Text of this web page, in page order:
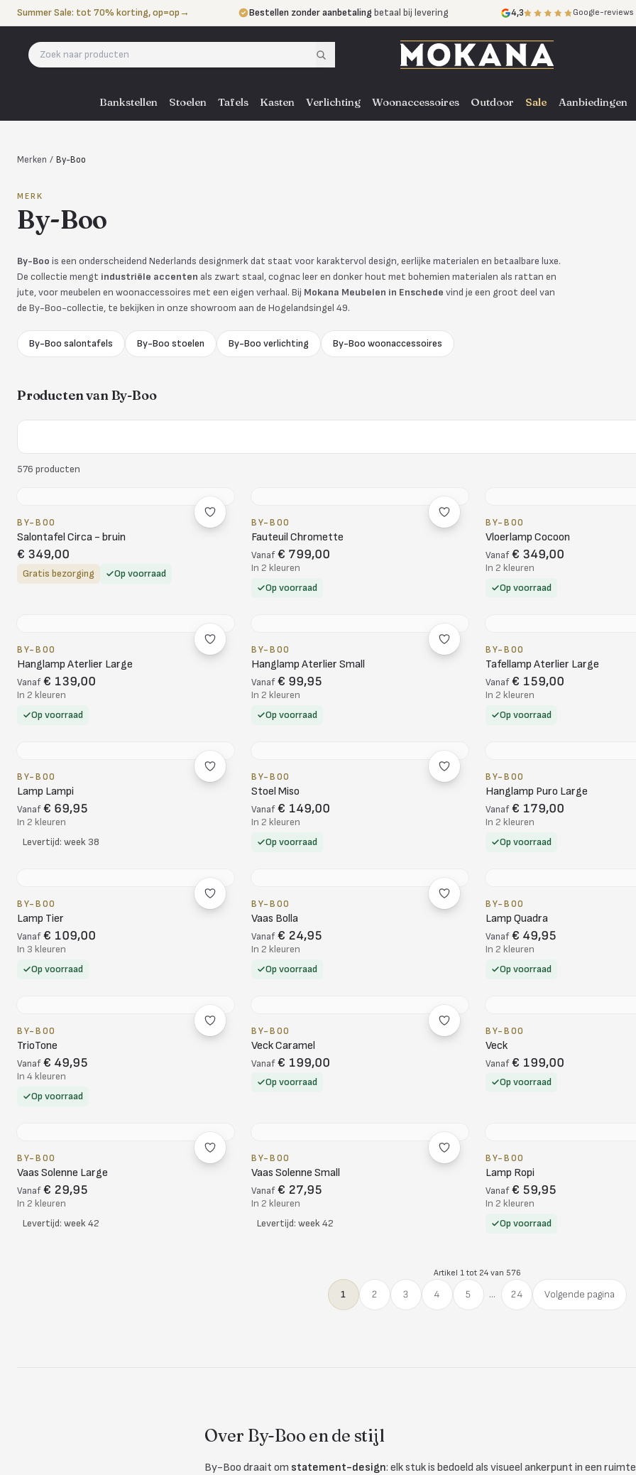
Naar de inhoud
Summer Sale: tot 70% korting, op=op→ Bestellen zonder aanbetaling betaal bij levering
Eigen bezorgdienst door heel NL, BE en DE
4,3 Google-reviews
Bankstellen Stoelen Tafels Kasten Verlichting Woonaccessoires Outdoor Sale Aanbiedingen
Merken / By-Boo
MERK
By-Boo
By-Boo is een onderscheidend Nederlands designmerk dat staat voor karaktervol design, eerlijke materialen en betaalbare luxe.
De collectie mengt industriële accenten als zwart staal, cognac leer en donker hout met bohemien materialen als rattan en
jute, voor meubelen en woonaccessoires met een eigen verhaal. Bij Mokana Meubelen in Enschede vind je een groot deel van
de By-Boo-collectie, te bekijken in onze showroom aan de Hogelandsingel 49.
By-Boo salontafels By-Boo stoelen By-Boo verlichting By-Boo woonaccessoires
Producten vanBy-Boo
576 producten
BY-BOO
Salontafel Circa - bruin
€ 349,00
Gratis bezorging Op voorraad
BY-BOO
Fauteuil Chromette
Vanaf € 799,00
In 2 kleuren
Op voorraad
BY-BOO
Vloerlamp Cocoon
Vanaf € 349,00
In 2 kleuren
Op voorraad
BY-BOO
Hanglamp Aterlier Large
Vanaf € 139,00
In 2 kleuren
Op voorraad
BY-BOO
Hanglamp Aterlier Small
Vanaf € 99,95
In 2 kleuren
Op voorraad
BY-BOO
Tafellamp Aterlier Large
Vanaf € 159,00
In 2 kleuren
Op voorraad
BY-BOO
Lamp Lampi
Vanaf € 69,95
In 2 kleuren
Levertijd: week 38
BY-BOO
Stoel Miso
Vanaf € 149,00
In 2 kleuren
Op voorraad
BY-BOO
Hanglamp Puro Large
Vanaf € 179,00
In 2 kleuren
Op voorraad
BY-BOO
Lamp Tier
Vanaf € 109,00
In 3 kleuren
Op voorraad
BY-BOO
Vaas Bolla
Vanaf € 24,95
In 2 kleuren
Op voorraad
BY-BOO
Lamp Quadra
Vanaf € 49,95
In 2 kleuren
Op voorraad
BY-BOO
TrioTone
Vanaf € 49,95
In 4 kleuren
Op voorraad
BY-BOO
Veck Caramel
Vanaf € 199,00
Op voorraad
BY-BOO
Veck
Vanaf € 199,00
Op voorraad
BY-BOO
Vaas Solenne Large
Vanaf € 29,95
In 2 kleuren
Levertijd: week 42
BY-BOO
Vaas Solenne Small
Vanaf € 27,95
In 2 kleuren
Levertijd: week 42
BY-BOO
Lamp Ropi
Vanaf € 59,95
In 2 kleuren
Op voorraad
Artikel 1 tot 24 van 576
1 2 3 4 5 ... 24 Volgende pagina
Over By-Boo en de stijl
By-Boo draait om statement-design: elk stuk is bedoeld als visueel ankerpunt in een